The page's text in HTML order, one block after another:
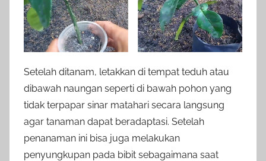
Setelah ditanam, letakkan di tempat teduh atau
dibawah naungan seperti di bawah pohon yang
tidak terpapar sinar matahari secara langsung
agar tanaman dapat beradaptasi. Setelah
penanaman ini bisa juga melakukan
penyungkupan pada bibit sebagaimana saat